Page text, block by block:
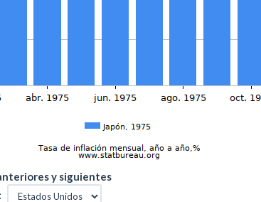
y siguientes